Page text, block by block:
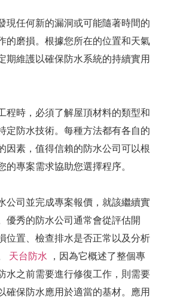
現任何新的漏洞或可能隨著時間的
的磨損。根據您所在的位置和天氣
期維護以確保防水系統的持續實用
程時，必須了解屋頂材料的類型和
定防水技術。每種方法都有各自的
因素，值得信賴的防水公司可以根
的專案需求協助您選擇程序。
公司並完成專案報價，就該繼續實
優秀的防水公司通常會從評估開
位置、檢查排水是否正常以及分析
天台防水 ，因為它概述了整個專
水之前需要進行修復工作，則需要
確保防水應用於適當的基材。應用